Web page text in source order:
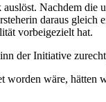
Nachdem
daraus
vorbeigezielt hat.
der Initiative
wäre,